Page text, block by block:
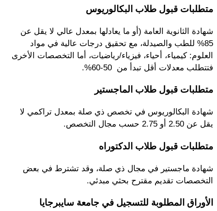
متطلبات قبول طلاب البكالوريوس
شهادة الثانوية العامة (أو ما يعادلها بمعدل عالي لا يقل عن
85% للطب والصيدلة، مع تحقيق درجات عالية في مواد
العلوم: كيمياء، أحياء، فيزياء/رياضيات، أما التخصصات الأخرى
فتتطلب معدلات أقل تبدأ من 50-60%.
متطلبات قبول طلاب الماجستير
شهادة البكالوريوس في تخصص ذي صلة بمعدل تراكمي لا
يقل عن 2.50 أو 2.75 حسب مجال التخصص.
متطلبات قبول طلاب الدكتوراه
شهادة ماجستير في مجال ذي صلة، وقد تشترط في بعض
التخصصات تقديم مقترح بحثي مبدئي.
الأوراق المطلوبة للتسجيل في جامعة سايبرجايا